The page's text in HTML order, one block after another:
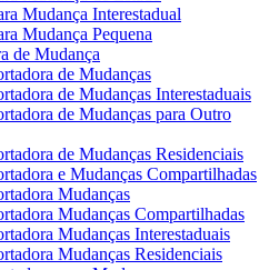
Mudança Interestadual
Mudança Pequena
de Mudança
de Mudanças
de Mudanças Interestaduais
de Mudanças para Outro
de Mudanças Residenciais
e Mudanças Compartilhadas
Mudanças
Mudanças Compartilhadas
Mudanças Interestaduais
Mudanças Residenciais